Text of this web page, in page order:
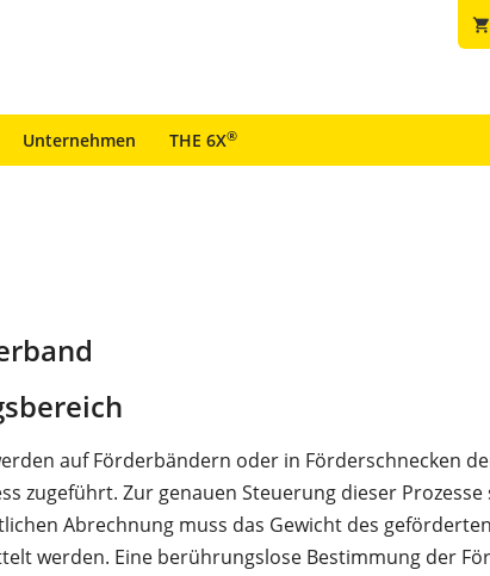
shopping_cart
Unternehmen THE 6X®
auf Förderbändern oder in Förderschnecken
zugeführt. Zur genauen Steuerung dieser Prozesse
Abrechnung muss das Gewicht des geförderten
werden. Eine berührungslose Bestimmung der